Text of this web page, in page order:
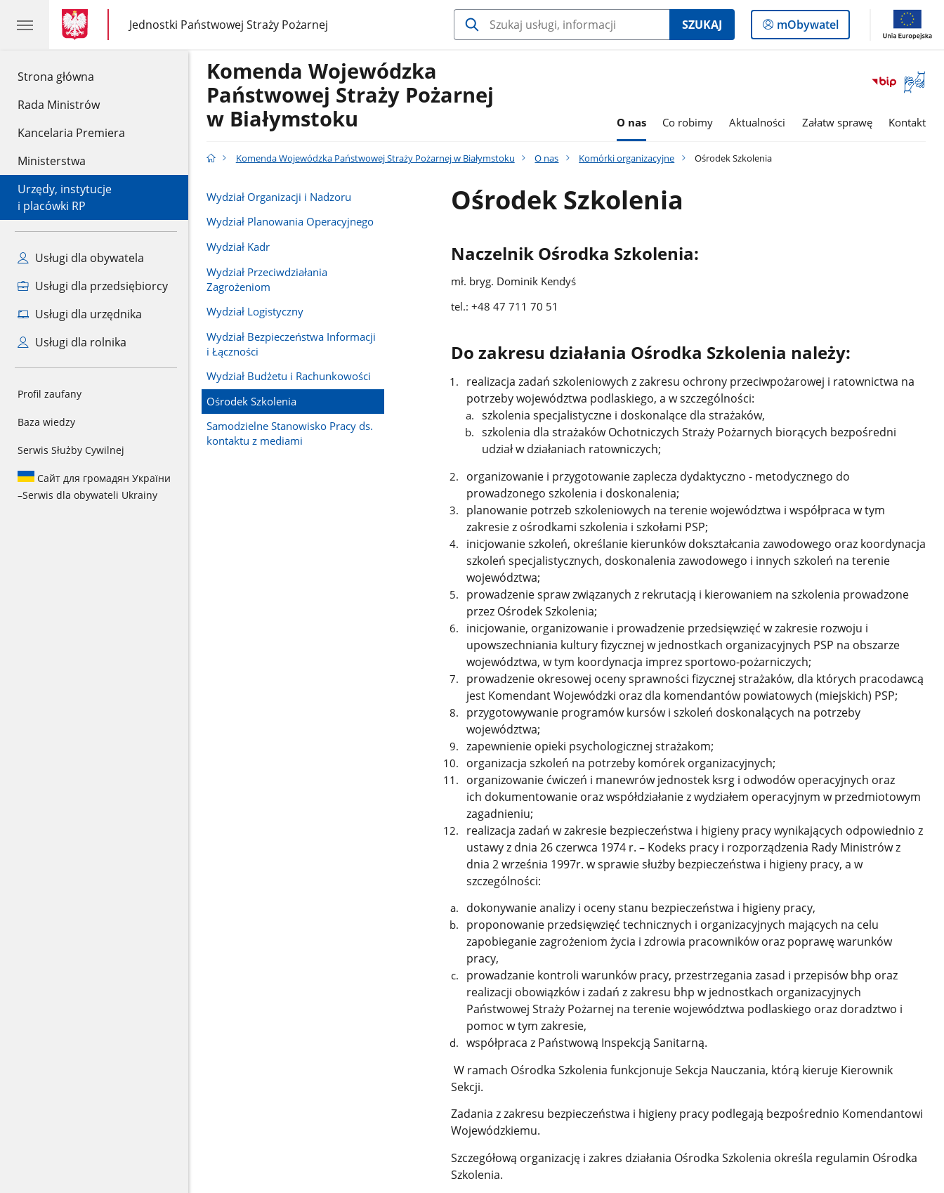
Strona główna
Rada Ministrów
Kancelaria Premiera
Ministerstwa
Urzędy, instytucje
i placówki RP
Usługi dla obywatela
Usługi dla przedsiębiorcy
Usługi dla urzędnika
Usługi dla rolnika
Profil zaufany
Baza wiedzy
Serwis Służby Cywilnej
Сайт для громадян України
–Serwis dla obywateli Ukrainy
gov.pl
gov.pl
Jednostki Państwowej Straży Pożarnej
gov.pl
Jednostki
Państwowej
SZUKAJ
Logowanie
do
mObywatel
Otwórz
okno
Komenda Wojewódzka
Państwowej Straży Pożarnej
w Białymstoku
O nas Co robimy Aktualności Załatw sprawę Kontakt
Komenda Wojewódzka Państwowej Straży Pożarnej w Białymstoku O nas Komórki organizacyjne Ośrodek Szkolenia
Wydział Organizacji i Nadzoru
Wydział Planowania Operacyjnego
Wydział Kadr
Wydział Przeciwdziałania
Zagrożeniom
Wydział Logistyczny
Wydział Bezpieczeństwa Informacji
i Łączności
Wydział Budżetu i Rachunkowości
Ośrodek Szkolenia
Samodzielne Stanowisko Pracy ds.
kontaktu z mediami
Ośrodek Szkolenia
Naczelnik Ośrodka Szkolenia:
mł. bryg. Dominik Kendyś
tel.: +48 47 711 70 51
Do zakresu działania Ośrodka Szkolenia należy:
realizacja zadań szkoleniowych z zakresu ochrony przeciwpożarowej i ratownictwa na
potrzeby województwa podlaskiego, a w szczególności:
szkolenia specjalistyczne i doskonalące dla strażaków,
szkolenia dla strażaków Ochotniczych Straży Pożarnych biorących bezpośredni
udział w działaniach ratowniczych;
organizowanie i przygotowanie zaplecza dydaktyczno - metodycznego do
prowadzonego szkolenia i doskonalenia;
planowanie potrzeb szkoleniowych na terenie województwa i współpraca w tym
zakresie z ośrodkami szkolenia i szkołami PSP;
inicjowanie szkoleń, określanie kierunków dokształcania zawodowego oraz koordynacja
szkoleń specjalistycznych, doskonalenia zawodowego i innych szkoleń na terenie
województwa;
prowadzenie spraw związanych z rekrutacją i kierowaniem na szkolenia prowadzone
przez Ośrodek Szkolenia;
inicjowanie, organizowanie i prowadzenie przedsięwzięć w zakresie rozwoju i
upowszechniania kultury fizycznej w jednostkach organizacyjnych PSP na obszarze
województwa, w tym koordynacja imprez sportowo-pożarniczych;
prowadzenie okresowej oceny sprawności fizycznej strażaków, dla których pracodawcą
jest Komendant Wojewódzki oraz dla komendantów powiatowych (miejskich) PSP;
przygotowywanie programów kursów i szkoleń doskonalących na potrzeby
województwa;
zapewnienie opieki psychologicznej strażakom;
organizacja szkoleń na potrzeby komórek organizacyjnych;
organizowanie ćwiczeń i manewrów jednostek ksrg i odwodów operacyjnych oraz
ich dokumentowanie oraz współdziałanie z wydziałem operacyjnym w przedmiotowym
zagadnieniu;
realizacja zadań w zakresie bezpieczeństwa i higieny pracy wynikających odpowiednio z
ustawy z dnia 26 czerwca 1974 r. – Kodeks pracy i rozporządzenia Rady Ministrów z
dnia 2 września 1997r. w sprawie służby bezpieczeństwa i higieny pracy, a w
szczególności:
dokonywanie analizy i oceny stanu bezpieczeństwa i higieny pracy,
proponowanie przedsięwzięć technicznych i organizacyjnych mających na celu
zapobieganie zagrożeniom życia i zdrowia pracowników oraz poprawę warunków
pracy,
prowadzanie kontroli warunków pracy, przestrzegania zasad i przepisów bhp oraz
realizacji obowiązków i zadań z zakresu bhp w jednostkach organizacyjnych
Państwowej Straży Pożarnej na terenie województwa podlaskiego oraz doradztwo i
pomoc w tym zakresie,
współpraca z Państwową Inspekcją Sanitarną.
W ramach Ośrodka Szkolenia funkcjonuje Sekcja Nauczania, którą kieruje Kierownik
Sekcji.
Zadania z zakresu bezpieczeństwa i higieny pracy podlegają bezpośrednio Komendantowi
Wojewódzkiemu.
Szczegółową organizację i zakres działania Ośrodka Szkolenia określa regulamin Ośrodka
Szkolenia.